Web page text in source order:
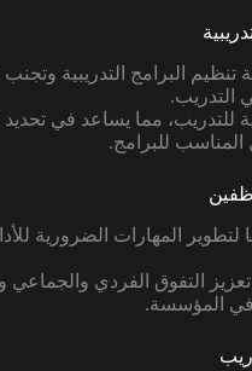
تنظيم البرامج التدريبية وتجنب
التدريب.
للتدريب، مما يساعد في تحديد
للبرامج.
المهارات الضرورية
التفوق الفردي
في المؤسسة.